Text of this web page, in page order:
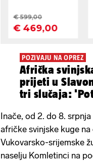
POZIVAJU NA OPREZ
Afrička
prijeti u
tri slučaja:
Inače, od 2. do 8.
afričke svinjske kuge
Vukovarsko-srijemske
naselju Komletinci na